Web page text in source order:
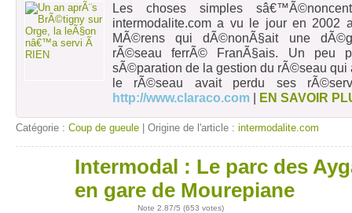
Les choses simples
intermodalite.com a vu le jour en 2002
MÃ©rens qui dÃ©nonÃ§ait une
rÃ©seau ferrÃ© FranÃ§ais. Un peu
sÃ©paration de la gestion du rÃ©seau
le rÃ©seau avait perdu ses
http://www.claraco.com | EN SAVOIR
Catégorie : Coup de gueule | Origine de l'article : intermodalite.com
Intermodal : Le parc des
en gare de Mourepiane
Note 2.87/5 (653 votes)